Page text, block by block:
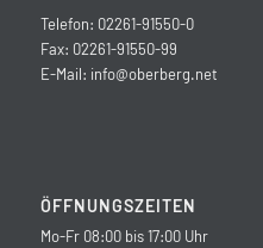
Telefon: 02261-91550-0
Fax: 02261-91550-99
E-Mail: info@oberberg.net
ÖFFNUNGSZEITEN
Mo-Fr 08:00 bis 17:00 Uhr